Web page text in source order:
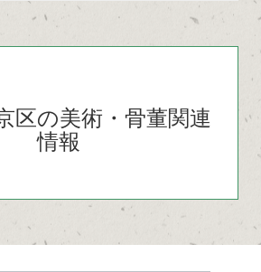
区の美術・骨董関連
情報